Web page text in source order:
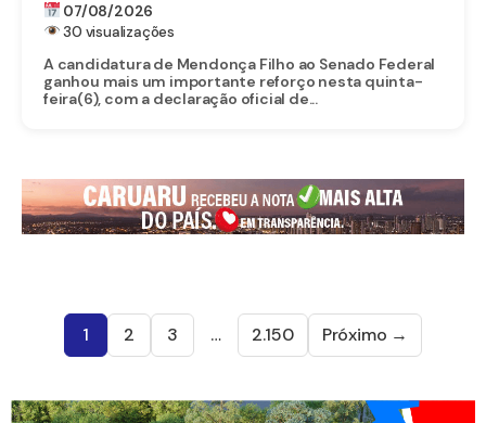
07/08/2026
30 visualizações
A candidatura de Mendonça Filho ao Senado Federal
ganhou mais um importante reforço nesta quinta-
feira(6), com a declaração oficial de...
1 2 3 … 2.150 Próximo →